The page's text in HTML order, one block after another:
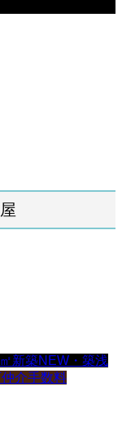
新築NEW・築浅
仲介手数料